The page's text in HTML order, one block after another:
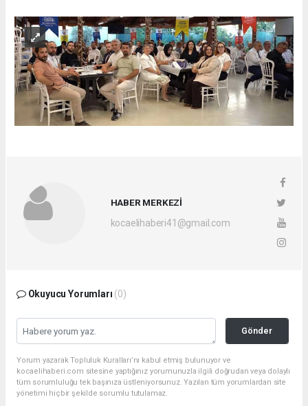
HABER MERKEZİ
kocaelihaberi41@gmail.com
Okuyucu Yorumları (0)
Gönder
Yorum yazarak Topluluk Kuralları’nı kabul etmiş bulunuyor ve
kocaelihaberi.com sitesine yaptığınız yorumunuzla ilgili doğrudan veya dolaylı
tüm sorumluluğu tek başınıza üstleniyorsunuz. Yazılan tüm yorumlardan site
yönetimi hiçbir şekilde sorumlu tutulamaz.